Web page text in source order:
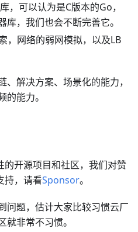
，可以认为是C版本的Go，
，我们也会不断完善它。
，网络的弱网模拟，以及LB
解决方案、场景化的能力，
能力。
的开源项目和社区，我们对赞
持，请看Sponsor。
问题，估计大家比较习惯云厂
非常不习惯。